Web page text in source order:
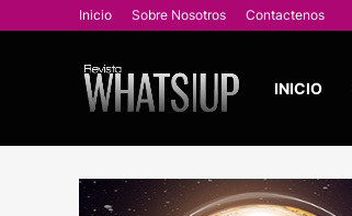
Inicio Sobre Nosotros Contactenos
INICIO